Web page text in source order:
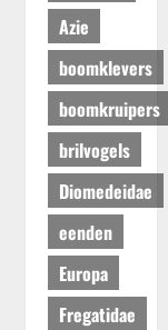
Azie
boomklevers
boomkruipers
brilvogels
Diomedeidae
eenden
Europa
Fregatidae